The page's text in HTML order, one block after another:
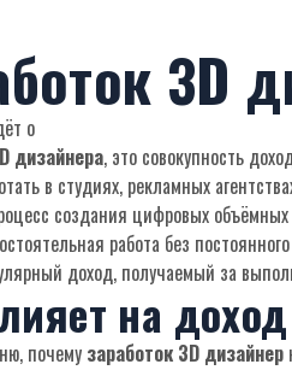
3D
о
дизайнера, это совокупность
в студиях, рекламных
создания цифровых
работа без
доход, получаемый за
на
почему заработок 3D дизайнер